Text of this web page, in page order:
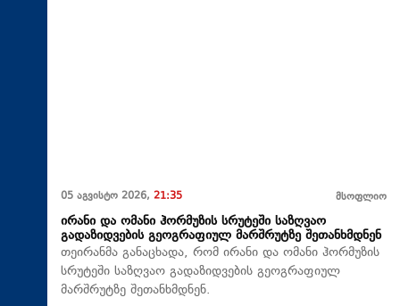
05 აგვისტო 2026, 21:35 მსოფლიო
ირანი და ომანი ჰორმუზის სრუტეში საზღვაო
გადაზიდვების გეოგრაფიულ მარშრუტზე შეთანხმდნენ
თეირანმა განაცხადა, რომ ირანი და ომანი ჰორმუზის
სრუტეში საზღვაო გადაზიდვების გეოგრაფიულ
მარშრუტზე შეთანხმდნენ.